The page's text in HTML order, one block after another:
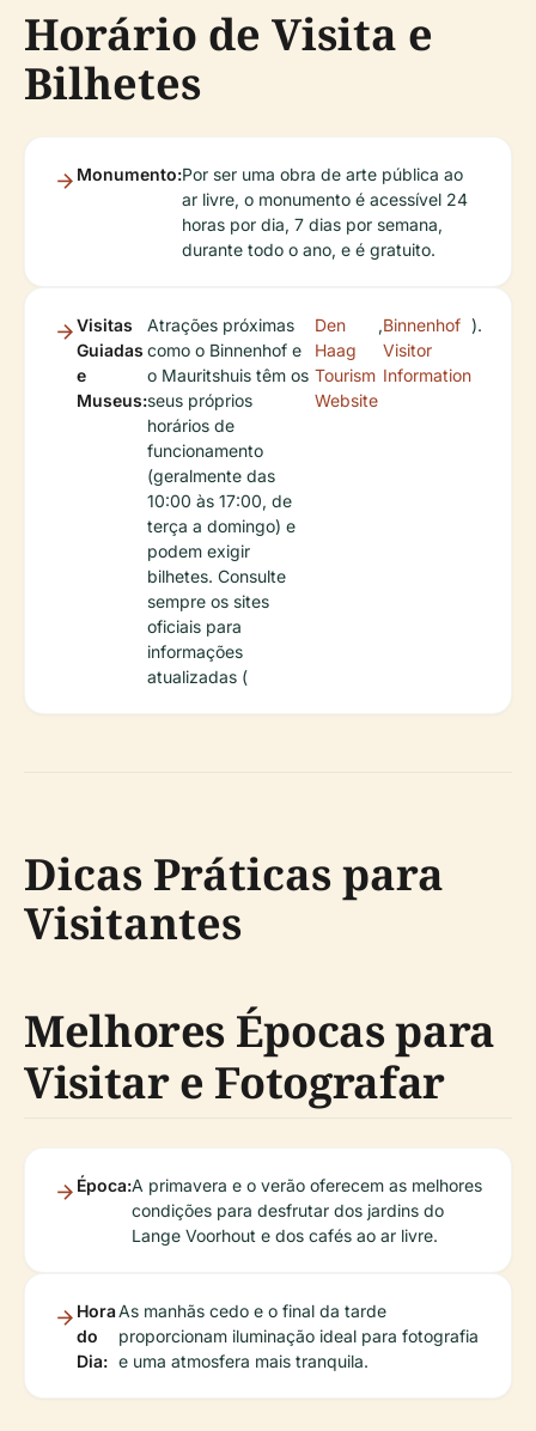
Horário de Visita e
Bilhetes
Monumento:Por ser uma obra de arte pública ao
ar livre, o monumento é acessível 24
horas por dia, 7 dias por semana,
durante todo o ano, e é gratuito.
Visitas
Guiadas
e
Museus:
Atrações próximas
como o Binnenhof e
o Mauritshuis têm os
seus próprios
horários de
funcionamento
(geralmente das
10:00 às 17:00, de
terça a domingo) e
podem exigir
bilhetes. Consulte
sempre os sites
oficiais para
informações
atualizadas (
Den
Haag
Tourism
Website
,Binnenhof
Visitor
Information
).
Dicas Práticas para
Visitantes
Melhores Épocas para
Visitar e Fotografar
Época:A primavera e o verão oferecem as melhores
condições para desfrutar dos jardins do
Lange Voorhout e dos cafés ao ar livre.
Hora
do
Dia:
As manhãs cedo e o final da tarde
proporcionam iluminação ideal para fotografia
e uma atmosfera mais tranquila.